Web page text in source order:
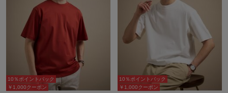
￥1,000クーポン
10％ポイントバック
￥1,000クーポン
10％ポイントバック